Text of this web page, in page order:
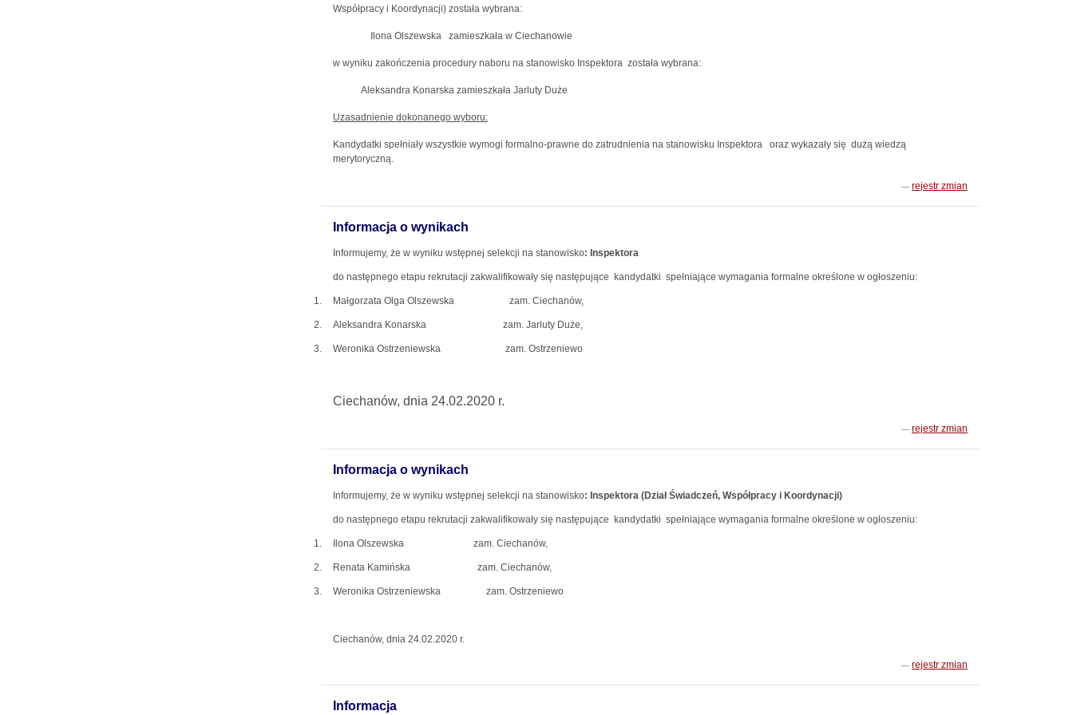
Współpracy i Koordynacji) została wybrana:
Ilona Olszewska zamieszkała w Ciechanowie
w wyniku zakończenia procedury naboru na stanowisko Inspektora została wybrana:
Aleksandra Konarska zamieszkała Jarluty Duże
Uzasadnienie dokonanego wyboru:
Kandydatki spełniały wszystkie wymogi formalno-prawne do zatrudnienia na stanowisku Inspektora oraz wykazały się dużą wiedzą
merytoryczną.
rejestr zmian
Informacja o wynikach
Informujemy, że w wyniku wstępnej selekcji na stanowisko: Inspektora
do następnego etapu rekrutacji zakwalifikowały się następujące kandydatki spełniające wymagania formalne określone w ogłoszeniu:
1. Małgorzata Olga Olszewska zam. Ciechanów,
2. Aleksandra Konarska zam. Jarluty Duże,
3. Weronika Ostrzeniewska zam. Ostrzeniewo
Ciechanów, dnia 24.02.2020 r.
rejestr zmian
Informacja o wynikach
Informujemy, że w wyniku wstępnej selekcji na stanowisko: Inspektora (Dział Świadczeń, Współpracy i Koordynacji)
do następnego etapu rekrutacji zakwalifikowały się następujące kandydatki spełniające wymagania formalne określone w ogłoszeniu:
1. Ilona Olszewska zam. Ciechanów,
2. Renata Kamińska zam. Ciechanów,
3. Weronika Ostrzeniewska zam. Ostrzeniewo
Ciechanów, dnia 24.02.2020 r.
rejestr zmian
Informacja